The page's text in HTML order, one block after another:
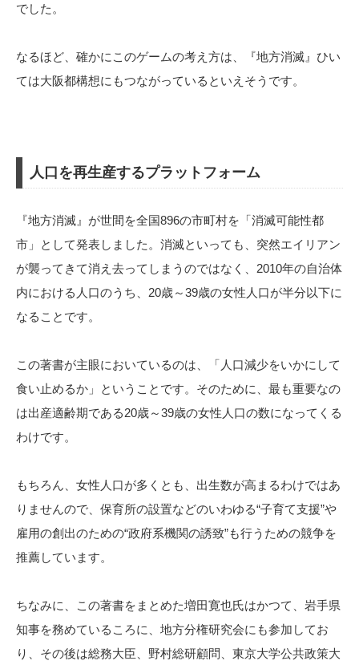
でした。
なるほど、確かにこのゲームの考え方は、『地方消滅』ひい
ては大阪都構想にもつながっているといえそうです。
人口を再生産するプラットフォーム
『地方消滅』が世間を全国896の市町村を「消滅可能性都
市」として発表しました。消滅といっても、突然エイリアン
が襲ってきて消え去ってしまうのではなく、2010年の自治体
内における人口のうち、20歳～39歳の女性人口が半分以下に
なることです。
この著書が主眼においているのは、「人口減少をいかにして
食い止めるか」ということです。そのために、最も重要なの
は出産適齢期である20歳～39歳の女性人口の数になってくる
わけです。
もちろん、女性人口が多くとも、出生数が高まるわけではあ
りませんので、保育所の設置などのいわゆる“子育て支援”や
雇用の創出のための“政府系機関の誘致”も行うための競争を
推薦しています。
ちなみに、この著書をまとめた増田寛也氏はかつて、岩手県
知事を務めているころに、地方分権研究会にも参加してお
り、その後は総務大臣、野村総研顧問、東京大学公共政策大